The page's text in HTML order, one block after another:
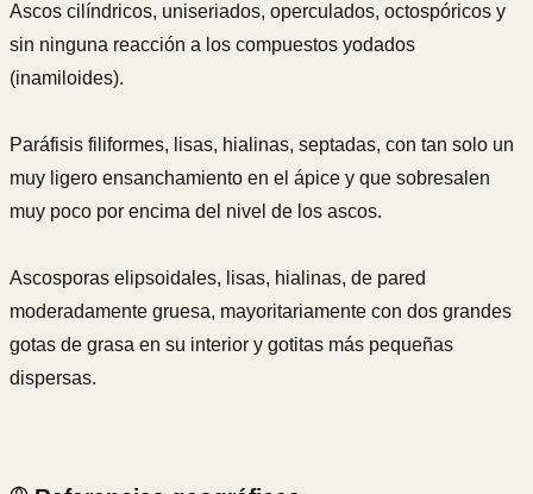
Ascos cilíndricos, uniseriados, operculados, octospóricos y
sin ninguna reacción a los compuestos yodados
(inamiloides).
Paráfisis filiformes, lisas, hialinas, septadas, con tan solo un
muy ligero ensanchamiento en el ápice y que sobresalen
muy poco por encima del nivel de los ascos.
Ascosporas elipsoidales, lisas, hialinas, de pared
moderadamente gruesa, mayoritariamente con dos grandes
gotas de grasa en su interior y gotitas más pequeñas
dispersas.